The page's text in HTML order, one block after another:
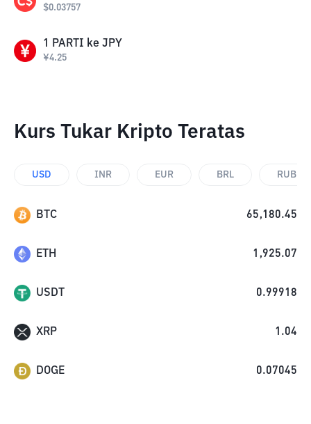
$0.03757
1 PARTI ke JPY
¥4.25
Kurs Tukar Kripto Teratas
USD INR EUR BRL RUB
BTC 65,180.45
ETH 1,925.07
USDT 0.99918
XRP 1.04
DOGE 0.07045